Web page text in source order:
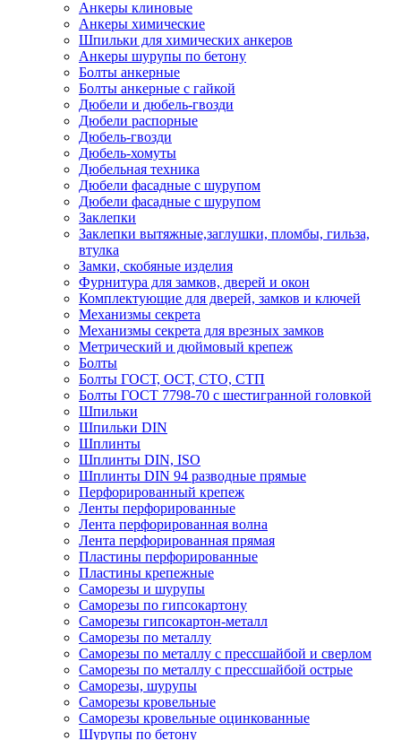
Анкеры клиновые
Анкеры химические
Шпильки для химических анкеров
Анкеры шурупы по бетону
Болты анкерные
Болты анкерные с гайкой
Дюбели и дюбель-гвозди
Дюбели распорные
Дюбель-гвозди
Дюбель-хомуты
Дюбельная техника
Дюбели фасадные с шурупом
Дюбели фасадные с шурупом
Заклепки
Заклепки вытяжные,заглушки, пломбы, гильза,
втулка
Замки, скобяные изделия
Фурнитура для замков, дверей и окон
Комплектующие для дверей, замков и ключей
Механизмы секрета
Механизмы секрета для врезных замков
Метрический и дюймовый крепеж
Болты
Болты ГОСТ, ОСТ, СТО, СТП
Болты ГОСТ 7798-70 с шестигранной головкой
Шпильки
Шпильки DIN
Шплинты
Шплинты DIN, ISO
Шплинты DIN 94 разводные прямые
Перфорированный крепеж
Ленты перфорированные
Лента перфорированная волна
Лента перфорированная прямая
Пластины перфорированные
Пластины крепежные
Саморезы и шурупы
Саморезы по гипсокартону
Саморезы гипсокартон-металл
Саморезы по металлу
Саморезы по металлу с прессшайбой и сверлом
Саморезы по металлу с прессшайбой острые
Саморезы, шурупы
Саморезы кровельные
Саморезы кровельные оцинкованные
Шурупы по бетону